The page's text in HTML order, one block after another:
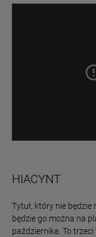
HIACYNT
Tytuł, który nie będzie
będzie go można na
października. To